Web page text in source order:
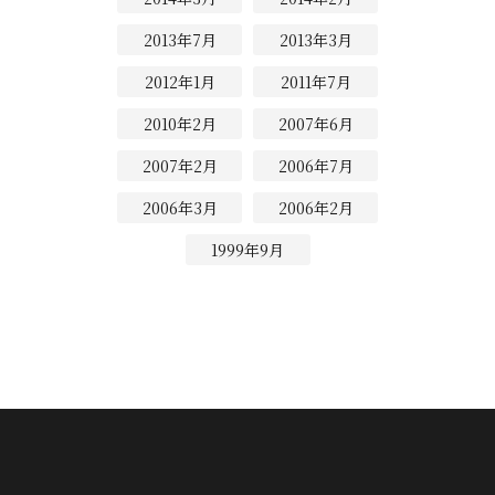
2013年7月
2013年3月
2012年1月
2011年7月
2010年2月
2007年6月
2007年2月
2006年7月
2006年3月
2006年2月
1999年9月